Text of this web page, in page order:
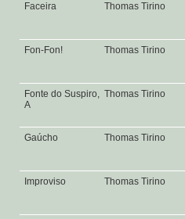
Faceira Thomas Tirino
Fon-Fon! Thomas Tirino
Fonte do Suspiro,
A
Thomas Tirino
Gaúcho Thomas Tirino
Improviso Thomas Tirino